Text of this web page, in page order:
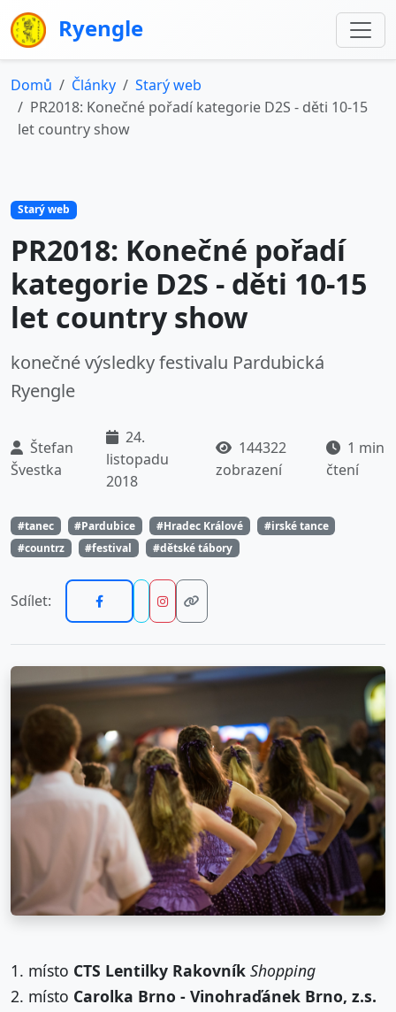
Ryengle
Domů Články
Starý web
PR2018: Konečné pořadí kategorie D2S - děti 10-15
let country show
Starý web
PR2018: Konečné pořadí
kategorie D2S - děti 10-15
let country show
konečné výsledky festivalu Pardubická
Ryengle
Štefan
Švestka
24.
listopadu
2018
144322
zobrazení
1 min
čtení
#tanec #Pardubice #Hradec Králové
#irské tance
#countrz
#festival #dětské tábory
Sdílet:
1. místo CTS Lentilky Rakovník Shopping
2. místo Carolka Brno - Vinohraďánek Brno, z.s.